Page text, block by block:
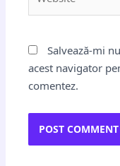
Salvează-mi
acest navigator
comentez.